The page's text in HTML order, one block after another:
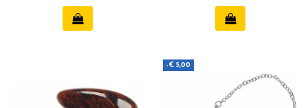
-€ 5,00